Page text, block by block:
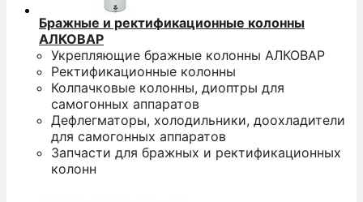
Бражные и ректификационные колонны
АЛКОВАР
Укрепляющие бражные колонны АЛКОВАР
Ректификационные колонны
Колпачковые колонны, диоптры для
самогонных аппаратов
Дефлегматоры, холодильники, доохладители
для самогонных аппаратов
Запчасти для бражных и ректификационных
колонн